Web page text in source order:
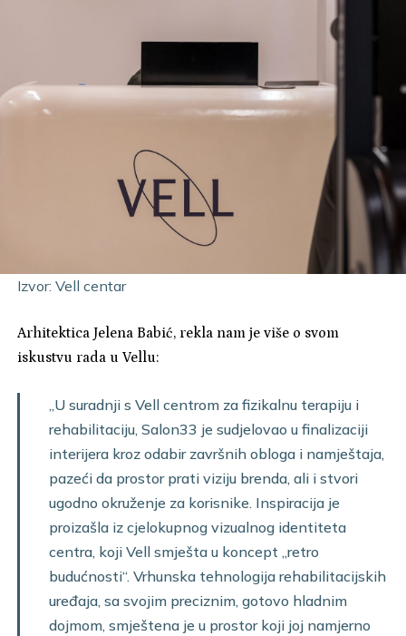
Izvor: Vell centar
Arhitektica Jelena Babić, rekla nam je više o svom
iskustvu rada u Vellu:
„U suradnji s Vell centrom za fizikalnu terapiju i
rehabilitaciju, Salon33 je sudjelovao u finalizaciji
interijera kroz odabir završnih obloga i namještaja,
pazeći da prostor prati viziju brenda, ali i stvori
ugodno okruženje za korisnike. Inspiracija je
proizašla iz cjelokupnog vizualnog identiteta
centra, koji Vell smješta u koncept „retro
budućnosti“. Vrhunska tehnologija rehabilitacijskih
uređaja, sa svojim preciznim, gotovo hladnim
dojmom, smještena je u prostor koji joj namjerno